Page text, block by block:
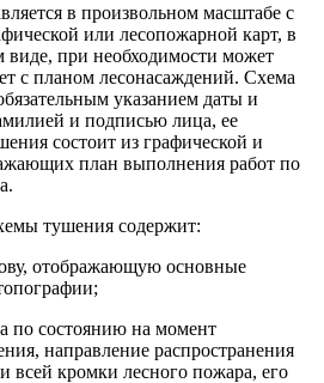
в произвольном масштабе с
или лесопожарной карт, в
виде, при необходимости может
с планом лесонасаждений. Схема
указанием даты и
и подписью лица, ее
состоит из графической и
план выполнения работ по
тушения содержит:
отображающую основные
по состоянию на момент
направление распространения
всей кромки лесного пожара, его